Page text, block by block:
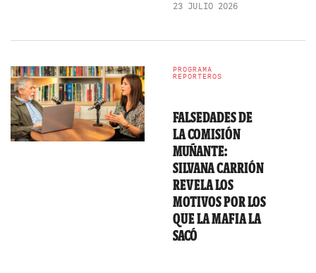
23 JULIO 2026
PROGRAMA
REPORTEROS
FALSEDADES DE
LA COMISIÓN
MUÑANTE:
SILVANA CARRIÓN
REVELA LOS
MOTIVOS POR LOS
QUE LA MAFIA LA
SACÓ